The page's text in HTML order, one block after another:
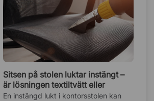
Sitsen på stolen luktar instängt –
är lösningen textiltvätt eller
fuktskadat skum?
En instängd lukt i kontorsstolen kan